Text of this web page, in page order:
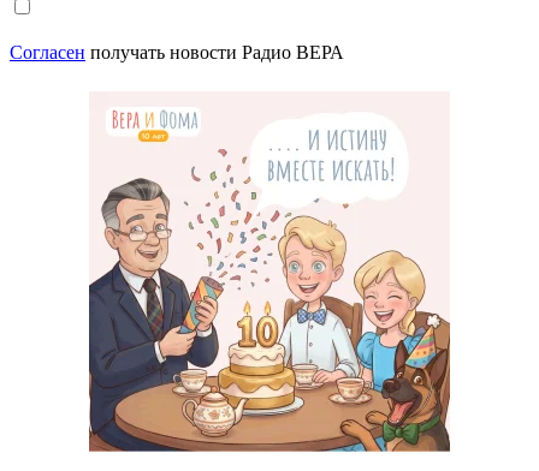
Согласен получать новости Радио ВЕРА